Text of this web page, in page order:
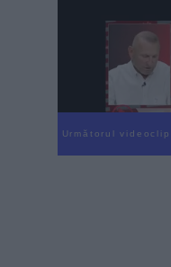
Următorul